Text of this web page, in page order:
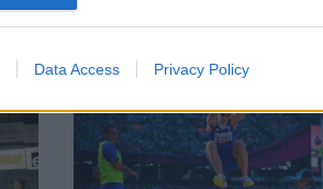
Data Access Privacy Policy